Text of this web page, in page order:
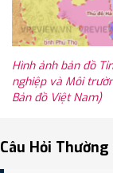
Hình ảnh bản đồ
nghiệp và Môi
Bản đồ Việt Nam)
Câu Hỏi Thường